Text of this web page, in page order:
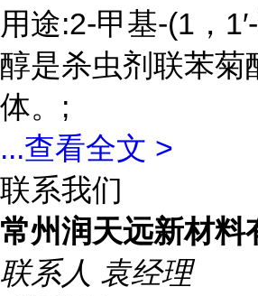
用途:2-甲基-(1，
醇是杀虫剂联苯菊
体。;
...查看全文 >
联系我们
常州润天远新材料
联系人 袁经理